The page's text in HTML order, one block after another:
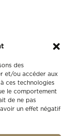
des
et/ou accéder aux
ces technologies
le comportement
de ne pas
un effet négatif